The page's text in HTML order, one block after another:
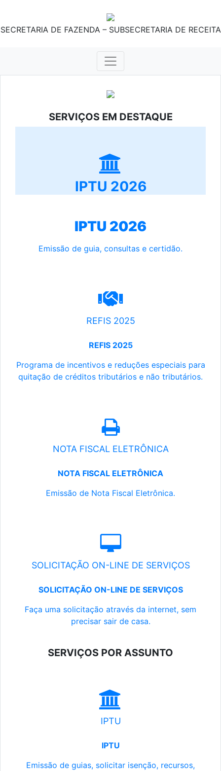
SECRETARIA DE FAZENDA – SUBSECRETARIA DE RECEITA
SERVIÇOS EM DESTAQUE
IPTU 2026
IPTU 2026
Emissão de guia, consultas e certidão.
REFIS 2025
REFIS 2025
Programa de incentivos e reduções especiais para
quitação de créditos tributários e não tributários.
NOTA FISCAL ELETRÔNICA
NOTA FISCAL ELETRÔNICA
Emissão de Nota Fiscal Eletrônica.
SOLICITAÇÃO ON-LINE DE SERVIÇOS
SOLICITAÇÃO ON-LINE DE SERVIÇOS
Faça uma solicitação através da internet, sem
precisar sair de casa.
SERVIÇOS POR ASSUNTO
IPTU
IPTU
Emissão de guias, solicitar isenção, recursos,